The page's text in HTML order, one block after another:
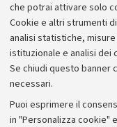
che potrai attivare solo
Cookie e altri strumenti
analisi statistiche,
istituzionale e analisi dei
Se chiudi questo banner
necessari.
Puoi esprimere il
in "Personalizza cookie"